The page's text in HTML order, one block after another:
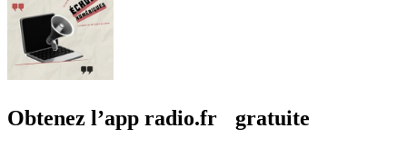
Obtenez l’app radio.fr gratuite